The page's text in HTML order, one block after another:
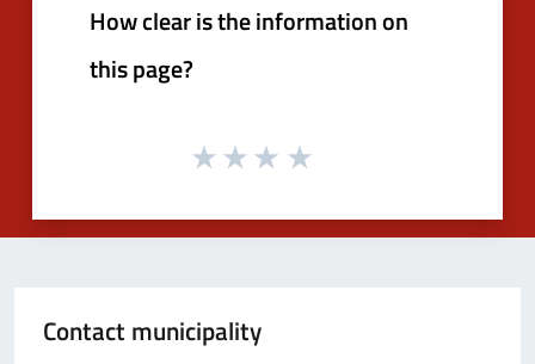
How clear is the information on
this page?
Contact municipality